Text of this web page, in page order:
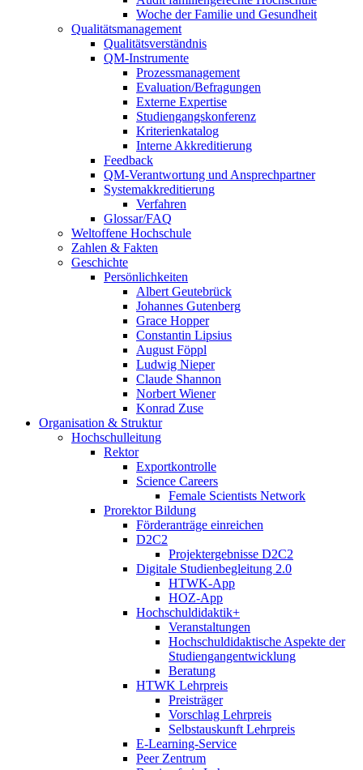
Woche der Familie und Gesundheit
Qualitätsmanagement
Qualitätsverständnis
QM-Instrumente
Prozessmanagement
Evaluation/Befragungen
Externe Expertise
Studiengangskonferenz
Kriterienkatalog
Interne Akkreditierung
Feedback
QM-Verantwortung und Ansprechpartner
Systemakkreditierung
Verfahren
Glossar/FAQ
Weltoffene Hochschule
Zahlen & Fakten
Geschichte
Persönlichkeiten
Albert Geutebrück
Johannes Gutenberg
Grace Hopper
Constantin Lipsius
August Föppl
Ludwig Nieper
Claude Shannon
Norbert Wiener
Konrad Zuse
Organisation & Struktur
Hochschulleitung
Rektor
Exportkontrolle
Science Careers
Female Scientists Network
Prorektor Bildung
Förderanträge einreichen
D2C2
Projektergebnisse D2C2
Digitale Studienbegleitung 2.0
HTWK-App
HOZ-App
Hochschuldidaktik+
Veranstaltungen
Hochschuldidaktische Aspekte der
Studiengangentwicklung
Beratung
HTWK Lehrpreis
Preisträger
Vorschlag Lehrpreis
Selbstauskunft Lehrpreis
E-Learning-Service
Peer Zentrum